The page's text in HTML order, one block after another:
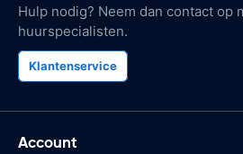
Hulp nodig? Neem dan contact op
huurspecialisten.
Klantenservice
Account